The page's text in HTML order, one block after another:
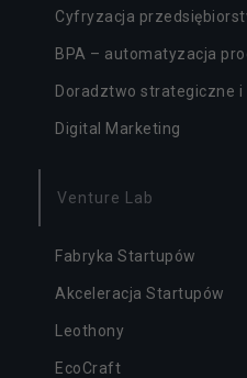
Cyfryzacja
BPA – automatyzacja
Doradztwo strategiczne i
Digital Marketing
Venture Lab
Fabryka Startupów
Akceleracja Startupów
Leothony
EcoCraft